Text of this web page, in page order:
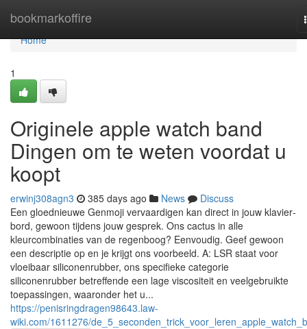
bookmarkoffire
Home
Home
1
Originele apple watch band
Dingen om te weten voordat u
koopt
erwinj308agn3 385 days ago News
Discuss
Een gloednieuwe Genmoji vervaardigen kan direct in jouw klavier­
bord, gewoon tijdens jouw gesprek. Ons cactus in alle
kleurcombinaties van de regenboog? Eenvoudig. Geef gewoon
een descriptie op en je krijgt ons voorbeeld. A: LSR staat voor
vloeibaar siliconenrubber, ons specifieke categorie
siliconenrubber betreffende een lage viscositeit en veelgebruikte
toepassingen, waaronder het u...
https://penisringdragen98643.law-
wiki.com/1611276/